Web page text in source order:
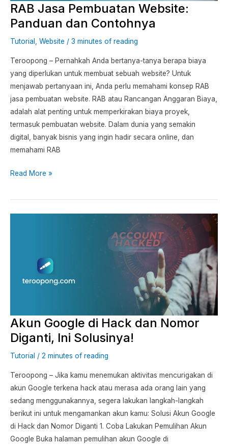
RAB Jasa Pembuatan Website:
Panduan dan Contohnya
Tutorial Website / 3 minutes of reading
Teroopong – Pernahkah Anda bertanya-tanya berapa biaya
yang diperlukan untuk membuat sebuah website? Untuk
menjawab pertanyaan ini, Anda perlu memahami konsep RAB
jasa pembuatan website. RAB atau Rancangan Anggaran Biaya,
adalah alat penting untuk memperkirakan biaya proyek,
termasuk pembuatan website. Dalam dunia yang semakin
digital, banyak bisnis yang ingin hadir secara online, dan
memahami RAB
Read More »
Akun Google di Hack dan Nomor
Diganti, Ini Solusinya!
Tutorial / 2 minutes of reading
Teroopong – Jika kamu menemukan aktivitas mencurigakan di
akun Google terkena hack atau merasa ada orang lain yang
sedang menggunakannya, segera lakukan langkah-langkah
berikut ini untuk mengamankan akun kamu: Solusi Akun Google
di Hack dan Nomor Diganti 1. Coba Lakukan Pemulihan Akun
Google Buka halaman pemulihan akun Google di
Nomor
Solusinya!